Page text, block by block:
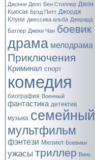
Джонни Депп Бен Стиллер Джон
Кьюсак Брэд Питт Джордж
Клуни джессика альба Джерард
Батлер Джеки Чан боевик
драма мелодрама
Приключения
Криминал спорт
комедия
биография Военный
фантастика детектив
музыка семейный
мультфильм
фэнтези Мюзикл Боевики
ужасы триллер Винс